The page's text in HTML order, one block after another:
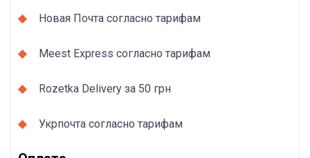
Новая Почта согласно тарифам
Meest Express согласно тарифам
Rozetka Delivery за 50 грн
Укрпочта согласно тарифам